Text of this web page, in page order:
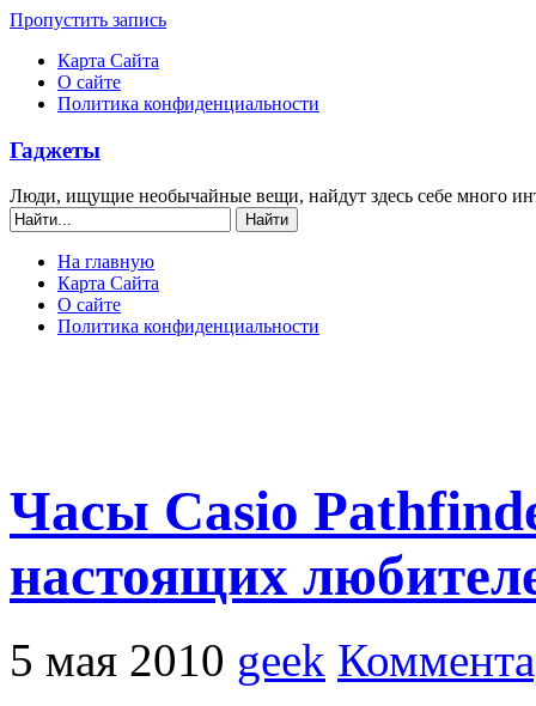
Пропустить запись
Карта Сайта
О сайте
Политика конфиденциальности
Гаджеты
Люди, ищущие необычайные вещи, найдут здесь себе много
На главную
Карта Сайта
О сайте
Политика конфиденциальности
Часы Casio
настоящих
5 мая 2010 geek